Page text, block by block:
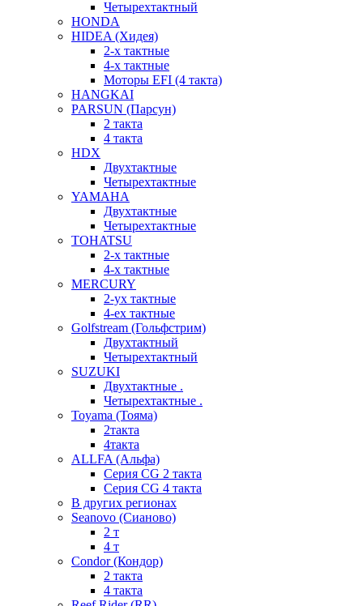
Четырехтактный
HONDA
HIDEA (Хидея)
2-х тактные
4-х тактные
Моторы EFI (4 такта)
HANGKAI
PARSUN (Парсун)
2 такта
4 такта
HDX
Двухтактные
Четырехтактные
YAMAHA
Двухтактные
Четырехтактные
TOHATSU
2-х тактные
4-х тактные
MERCURY
2-ух тактные
4-ех тактные
Golfstream (Гольфстрим)
Двухтактный
Четырехтактный
SUZUKI
Двухтактные .
Четырехтактные .
Toyama (Тояма)
2такта
4такта
ALLFA (Альфа)
Серия СG 2 такта
Серия СG 4 такта
В других регионах
Seanovo (Сианово)
2 т
4 т
Condor (Кондор)
2 такта
4 такта